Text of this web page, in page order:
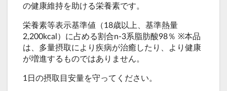
の健康維持を助ける栄養素です。
栄養素等表示基準値（18歳以上、基準熱量
2,200kcal）に占める割合n-3系脂肪酸98％ ※本品
は、多量摂取により疾病が治癒したり、より健康
が増進するものではありません。
1日の摂取目安量を守ってください。